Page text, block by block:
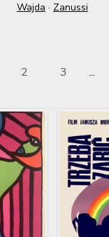
Wajda · Zanussi
2 3 ...